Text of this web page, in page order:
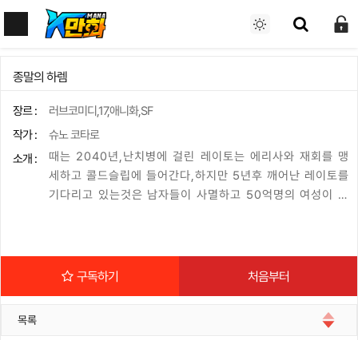
종말의 하렘
장르 :
러브코미디,17,애니화,SF
작가 :
슈노 코타로
소개 :
때는 2040년,난치병에 걸린 레이토는 에리사와 재회를 맹
세하고 콜드슬립에 들어간다,하지만 5년후 깨어난 레이토를
기다리고 있는것은 남자들이 사멸하고 50억명의 여성이 살
구독하기 처음부터
목록